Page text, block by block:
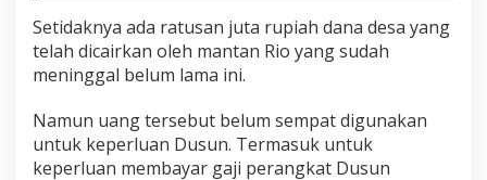
Setidaknya ada ratusan juta rupiah dana desa yang
telah dicairkan oleh mantan Rio yang sudah
meninggal belum lama ini.
Namun uang tersebut belum sempat digunakan
untuk keperluan Dusun. Termasuk untuk
keperluan membayar gaji perangkat Dusun